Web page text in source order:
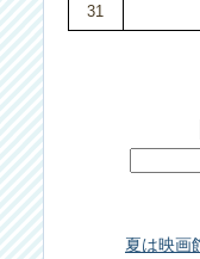
31
夏は映画